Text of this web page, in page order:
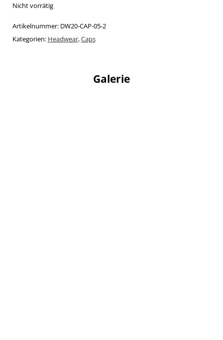
Nicht vorrätig
Artikelnummer: DW20-CAP-05-2
Kategorien: Headwear,Caps
Galerie